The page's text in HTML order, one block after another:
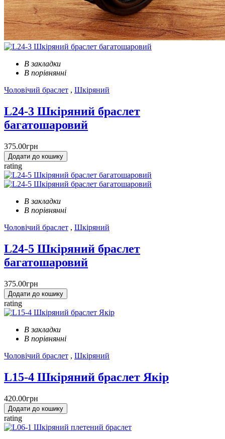
В закладки
В порівнянні
Чоловічий браслет , Шкіряний
L24-3 Шкіряний браслет
багатошаровий
375.00грн
Додати до кошику
rating
В закладки
В порівнянні
Чоловічий браслет , Шкіряний
L24-5 Шкіряний браслет
багатошаровий
375.00грн
Додати до кошику
rating
В закладки
В порівнянні
Чоловічий браслет , Шкіряний
L15-4 Шкіряний браслет Якір
420.00грн
Додати до кошику
rating